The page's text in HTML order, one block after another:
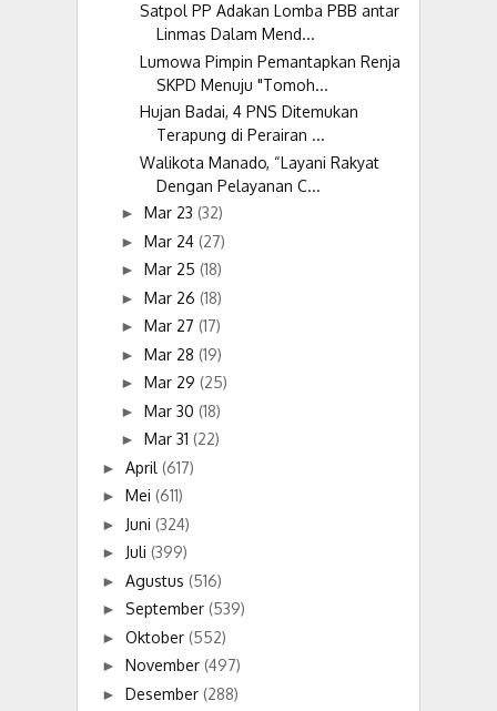
Satpol PP Adakan Lomba PBB antar
Linmas Dalam Mend...
Lumowa Pimpin Pemantapkan Renja
SKPD Menuju "Tomoh...
Hujan Badai, 4 PNS Ditemukan
Terapung di Perairan ...
Walikota Manado, “Layani Rakyat
Dengan Pelayanan C...
► Mar 23 (32)
► Mar 24 (27)
► Mar 25 (18)
► Mar 26 (18)
► Mar 27 (17)
► Mar 28 (19)
► Mar 29 (25)
► Mar 30 (18)
► Mar 31 (22)
► April (617)
► Mei (611)
► Juni (324)
► Juli (399)
► Agustus (516)
► September (539)
► Oktober (552)
► November (497)
► Desember (288)